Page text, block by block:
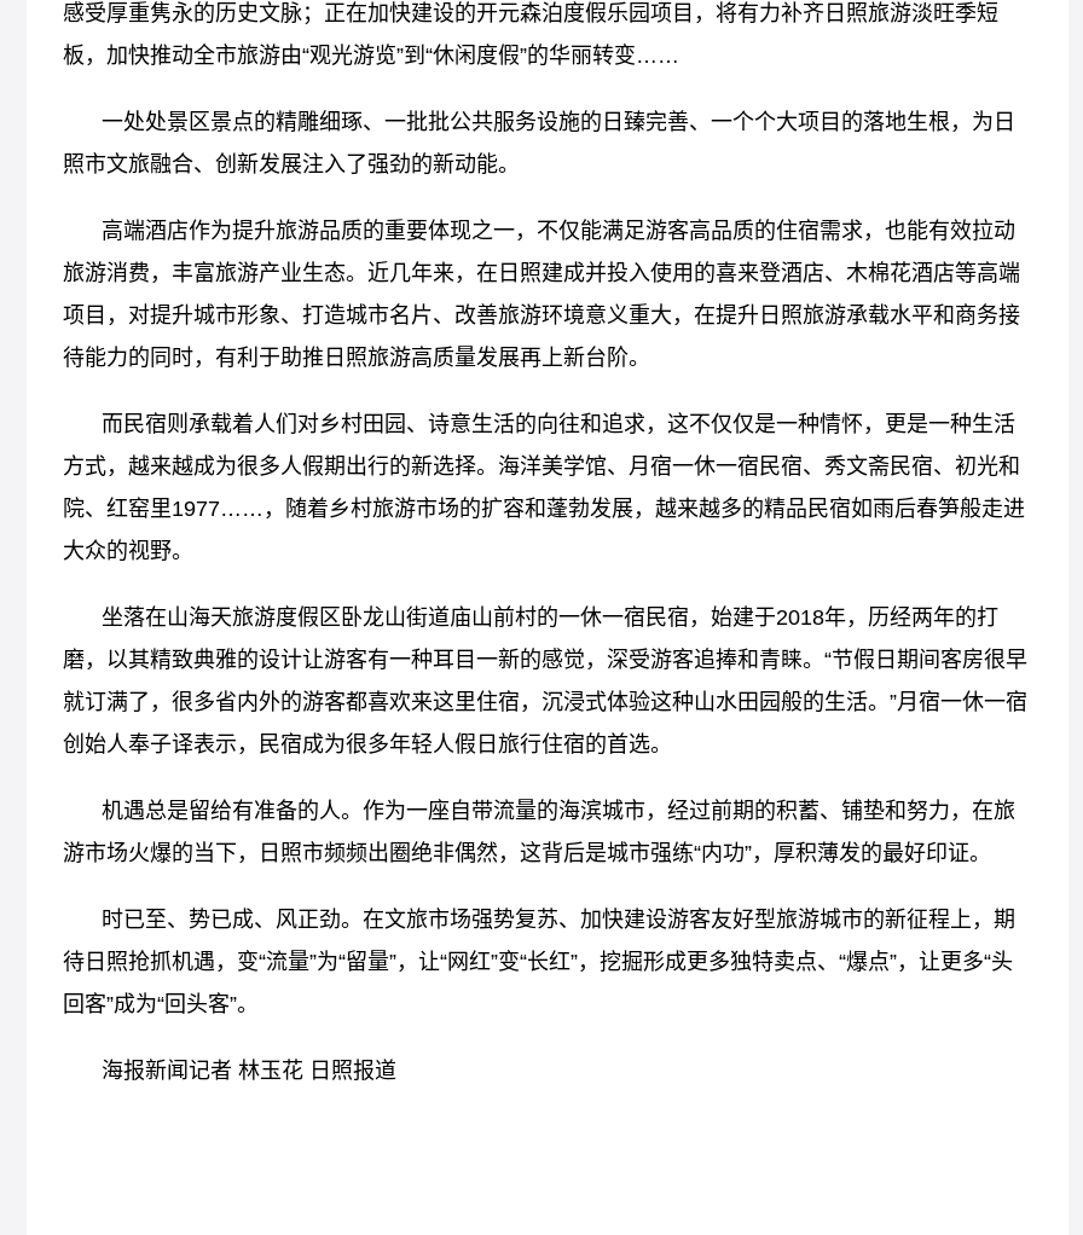
感受厚重隽永的历史文脉；正在加快建设的开元森泊度假乐园项目，将有力补齐日照旅游淡旺季短
板，加快推动全市旅游由“观光游览”到“休闲度假”的华丽转变……
一处处景区景点的精雕细琢、一批批公共服务设施的日臻完善、一个个大项目的落地生根，为日
照市文旅融合、创新发展注入了强劲的新动能。
高端酒店作为提升旅游品质的重要体现之一，不仅能满足游客高品质的住宿需求，也能有效拉动
旅游消费，丰富旅游产业生态。近几年来，在日照建成并投入使用的喜来登酒店、木棉花酒店等高端
项目，对提升城市形象、打造城市名片、改善旅游环境意义重大，在提升日照旅游承载水平和商务接
待能力的同时，有利于助推日照旅游高质量发展再上新台阶。
而民宿则承载着人们对乡村田园、诗意生活的向往和追求，这不仅仅是一种情怀，更是一种生活
方式，越来越成为很多人假期出行的新选择。海洋美学馆、月宿一休一宿民宿、秀文斋民宿、初光和
院、红窑里1977……，随着乡村旅游市场的扩容和蓬勃发展，越来越多的精品民宿如雨后春笋般走进
大众的视野。
坐落在山海天旅游度假区卧龙山街道庙山前村的一休一宿民宿，始建于2018年，历经两年的打
磨，以其精致典雅的设计让游客有一种耳目一新的感觉，深受游客追捧和青睐。“节假日期间客房很早
就订满了，很多省内外的游客都喜欢来这里住宿，沉浸式体验这种山水田园般的生活。”月宿一休一宿
创始人奉子译表示，民宿成为很多年轻人假日旅行住宿的首选。
机遇总是留给有准备的人。作为一座自带流量的海滨城市，经过前期的积蓄、铺垫和努力，在旅
游市场火爆的当下，日照市频频出圈绝非偶然，这背后是城市强练“内功”，厚积薄发的最好印证。
时已至、势已成、风正劲。在文旅市场强势复苏、加快建设游客友好型旅游城市的新征程上，期
待日照抢抓机遇，变“流量”为“留量”，让“网红”变“长红”，挖掘形成更多独特卖点、“爆点”，让更多“头
回客”成为“回头客”。
海报新闻记者 林玉花 日照报道